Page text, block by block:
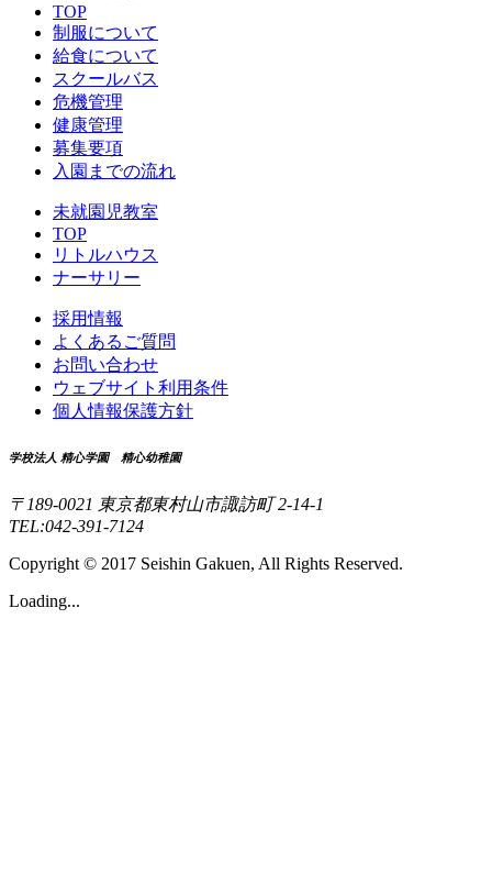
TOP
制服について
給食について
スクールバス
危機管理
健康管理
募集要項
入園までの流れ
未就園児教室
TOP
リトルハウス
ナーサリー
採用情報
よくあるご質問
お問い合わせ
ウェブサイト利用条件
個人情報保護方針
学校法人 精心学園 精心幼稚園
〒189-0021 東京都東村山市諏訪町 2-14-1
TEL:042-391-7124
Copyright © 2017 Seishin Gakuen, All Rights Reserved.
Loading...